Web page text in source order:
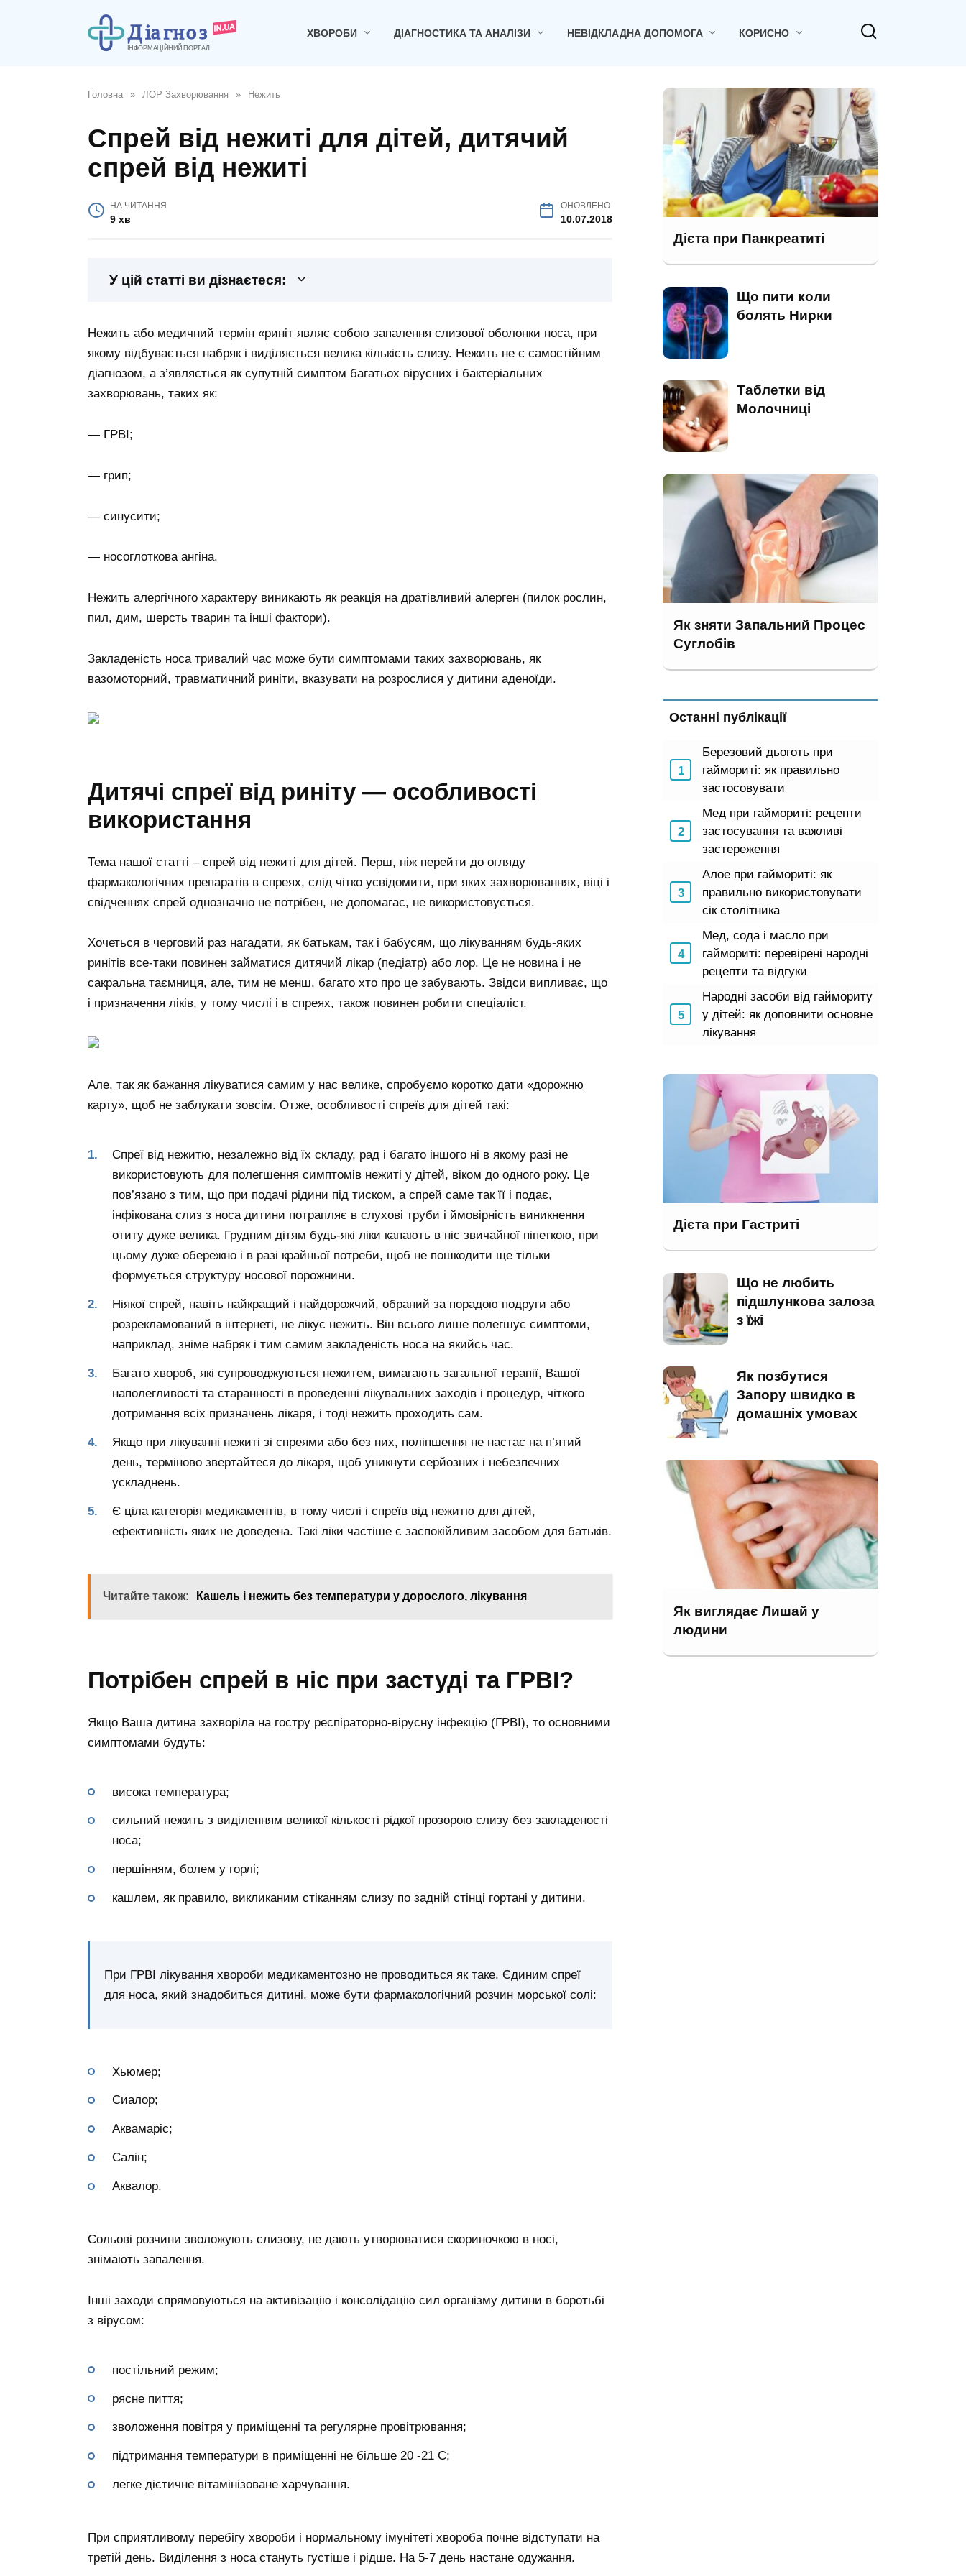
ХВОРОБИ ДІАГНОСТИКА ТА АНАЛІЗИ НЕВІДКЛАДНА ДОПОМОГА КОРИСНО
Головна » ЛОР Захворювання » Нежить
Спрей від нежиті для дітей, дитячий
спрей від нежиті
НА ЧИТАННЯ
9 хв
ОНОВЛЕНО
10.07.2018
У цій статті ви дізнаєтеся:
Нежить або медичний термін «риніт являє собою запалення слизової оболонки носа, при
якому відбувається набряк і виділяється велика кількість слизу. Нежить не є самостійним
діагнозом, а з’являється як супутній симптом багатьох вірусних і бактеріальних
захворювань, таких як:
— ГРВІ;
— грип;
— синусити;
— носоглоткова ангіна.
Нежить алергічного характеру виникають як реакція на дратівливий алерген (пилок рослин,
пил, дим, шерсть тварин та інші фактори).
Закладеність носа тривалий час може бути симптомами таких захворювань, як
вазомоторний, травматичний риніти, вказувати на розрослися у дитини аденоїди.
Дитячі спреї від риніту — особливості
використання
Тема нашої статті – спрей від нежиті для дітей. Перш, ніж перейти до огляду
фармакологічних препаратів в спреях, слід чітко усвідомити, при яких захворюваннях, віці і
свідченнях спрей однозначно не потрібен, не допомагає, не використовується.
Хочеться в черговий раз нагадати, як батькам, так і бабусям, що лікуванням будь-яких
ринітів все-таки повинен займатися дитячий лікар (педіатр) або лор. Це не новина і не
сакральна таємниця, але, тим не менш, багато хто про це забувають. Звідси випливає, що
і призначення ліків, у тому числі і в спреях, також повинен робити спеціаліст.
Але, так як бажання лікуватися самим у нас велике, спробуємо коротко дати «дорожню
карту», щоб не заблукати зовсім. Отже, особливості спреїв для дітей такі:
Спреї від нежитю, незалежно від їх складу, рад і багато іншого ні в якому разі не
використовують для полегшення симптомів нежиті у дітей, віком до одного року. Це
пов’язано з тим, що при подачі рідини під тиском, а спрей саме так її і подає,
інфікована слиз з носа дитини потрапляє в слухові труби і ймовірність виникнення
отиту дуже велика. Грудним дітям будь-які ліки капають в ніс звичайної піпеткою, при
цьому дуже обережно і в разі крайньої потреби, щоб не пошкодити ще тільки
формується структуру носової порожнини.
Ніякої спрей, навіть найкращий і найдорожчий, обраний за порадою подруги або
розрекламований в інтернеті, не лікує нежить. Він всього лише полегшує симптоми,
наприклад, зніме набряк і тим самим закладеність носа на якийсь час.
Багато хвороб, які супроводжуються нежитем, вимагають загальної терапії, Вашої
наполегливості та старанності в проведенні лікувальних заходів і процедур, чіткого
дотримання всіх призначень лікаря, і тоді нежить проходить сам.
Якщо при лікуванні нежиті зі спреями або без них, поліпшення не настає на п’ятий
день, терміново звертайтеся до лікаря, щоб уникнути серйозних і небезпечних
ускладнень.
Є ціла категорія медикаментів, в тому числі і спреїв від нежитю для дітей,
ефективність яких не доведена. Такі ліки частіше є заспокійливим засобом для батьків.
Читайте також: Кашель і нежить без температури у дорослого, лікування
Потрібен спрей в ніс при застуді та ГРВІ?
Якщо Ваша дитина захворіла на гостру респіраторно-вірусну інфекцію (ГРВІ), то основними
симптомами будуть:
висока температура;
сильний нежить з виділенням великої кількості рідкої прозорою слизу без закладеності
носа;
першінням, болем у горлі;
кашлем, як правило, викликаним стіканням слизу по задній стінці гортані у дитини.
При ГРВІ лікування хвороби медикаментозно не проводиться як таке. Єдиним спреї
для носа, який знадобиться дитині, може бути фармакологічний розчин морської солі:
Хьюмер;
Сиалор;
Аквамаріс;
Салін;
Аквалор.
Сольові розчини зволожують слизову, не дають утворюватися скориночкою в носі,
знімають запалення.
Інші заходи спрямовуються на активізацію і консолідацію сил організму дитини в боротьбі
з вірусом:
постільний режим;
рясне пиття;
зволоження повітря у приміщенні та регулярне провітрювання;
підтримання температури в приміщенні не більше 20 -21 С;
легке дієтичне вітамінізоване харчування.
При сприятливому перебігу хвороби і нормальному імунітеті хвороба почне відступати на
третій день. Виділення з носа стануть густіше і рідше. На 5-7 день настане одужання.
Дієта при Панкреатиті
Що пити коли
болять Нирки
Таблетки від
Молочниці
Як зняти Запальний Процес
Суглобів
Останні публікації
Березовий дьоготь при
гаймориті: як правильно
застосовувати
Мед при гаймориті: рецепти
застосування та важливі
застереження
Алое при гаймориті: як
правильно використовувати
сік столітника
Мед, сода і масло при
гаймориті: перевірені народні
рецепти та відгуки
Народні засоби від гаймориту
у дітей: як доповнити основне
лікування
Дієта при Гастриті
Що не любить
підшлункова залоза
з їжі
Як позбутися
Запору швидко в
домашніх умовах
Як виглядає Лишай у
людини